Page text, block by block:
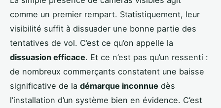
comme un premier rempart. Statistiquement, leur
visibilité suffit à dissuader une bonne partie des
tentatives de vol. C’est ce qu’on appelle la
dissuasion efficace. Et ce n’est pas qu’un ressenti :
de nombreux commerçants constatent une baisse
significative de la démarque inconnue dès
l’installation d’un système bien en évidence. C’est